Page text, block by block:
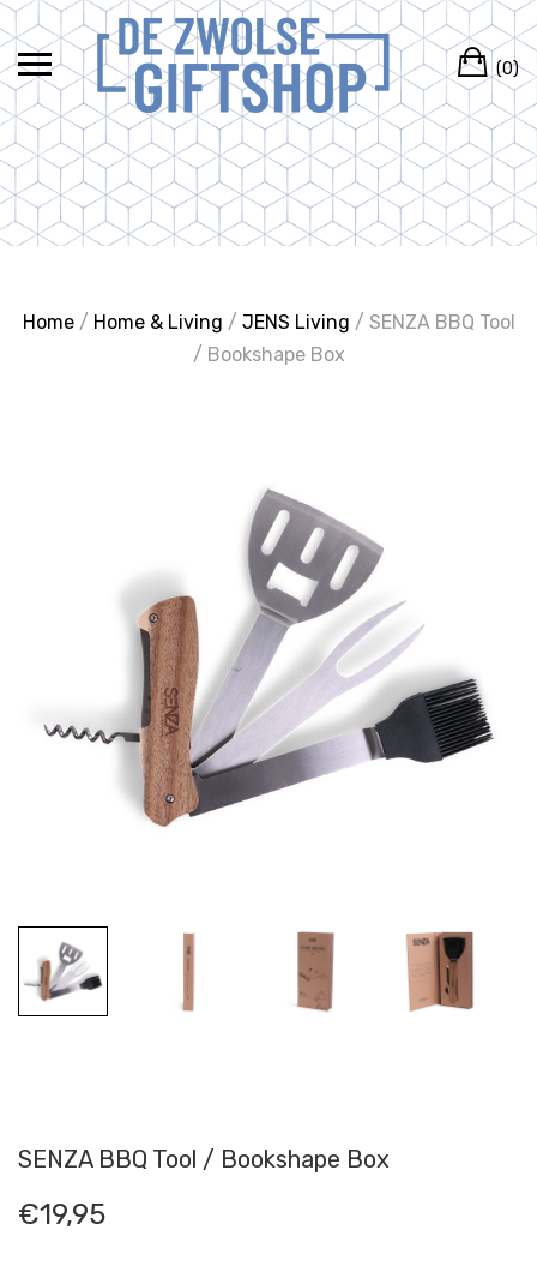
Ga
naar
de
inhoud
(0)
Home/ Home & Living / JENS Living / SENZA BBQ Tool
/ Bookshape Box
SENZA BBQ Tool / Bookshape Box
€19,95